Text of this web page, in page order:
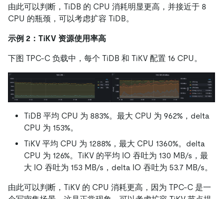
由此可以判断，TiDB 的 CPU 消耗明显更高，并接近于 8
CPU 的瓶颈，可以考虑扩容 TiDB。
示例 2：TiKV 资源使用率高
下图 TPC-C 负载中，每个 TiDB 和 TiKV 配置 16 CPU。
TiDB 平均 CPU 为 883%。最大 CPU 为 962%，delta
CPU 为 153%。
TiKV 平均 CPU 为 1288%，最大 CPU 1360%。delta
CPU 为 126%。TiKV 的平均 IO 吞吐为 130 MB/s，最
大 IO 吞吐为 153 MB/s，delta IO 吞吐为 53.7 MB/s。
由此可以判断，TiKV 的 CPU 消耗更高，因为 TPC-C 是一